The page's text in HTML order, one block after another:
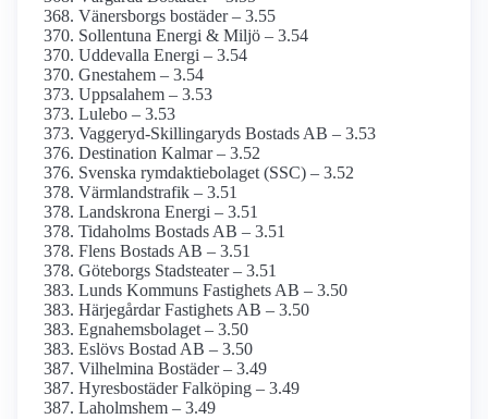
Vänersborgs bostäder – 3.55
Sollentuna Energi & Miljö – 3.54
Uddevalla Energi – 3.54
Gnestahem – 3.54
Uppsalahem – 3.53
Lulebo – 3.53
Vaggeryd-Skillingaryds Bostads AB – 3.53
Destination Kalmar – 3.52
Svenska rymdaktie­bolaget (SSC) – 3.52
Värmlandstrafik – 3.51
Landskrona Energi – 3.51
Tidaholms Bostads AB – 3.51
Flens Bostads AB – 3.51
Göteborgs Stadsteater – 3.51
Lunds Kommuns Fastighets AB – 3.50
Härjegårdar Fastighets AB – 3.50
Egnahemsbolaget – 3.50
Eslövs Bostad AB – 3.50
Vilhelmina Bostäder – 3.49
Hyresbostäder Falköping – 3.49
Laholmshem – 3.49